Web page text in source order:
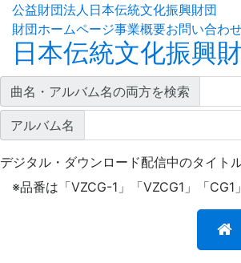
公益財団法人日本伝統文化振興財団
財団ホームページ事業概要お問い合わ
日本伝統文化振興
曲名・アルバム名の両方を検索
アルバム名
デジタル・ダウンロード配信中のタイト
※品番は「VZCG-1」「VZCG1」「CG1